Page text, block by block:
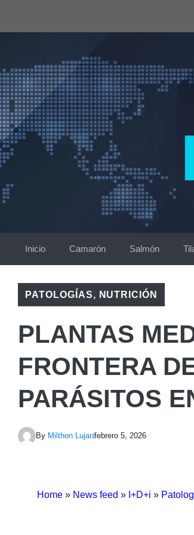
Inicio Camarón Salmón
PATOLOGÍAS, NUTRICIÓN
PLANTAS
FRONTERA
PARÁSITOS
By Milthon Lujanfebrero 5, 2026
Home » News feed » I+D+i »